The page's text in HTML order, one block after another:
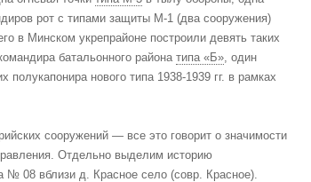
рот с типами защиты М-1 (два сооружения)
в Минском укрепрайоне построили девять таких
батальонного района типа «Б», один
нового типа 1938-1939 гг. в рамках
сооружений — все это говорит о значимости
Отдельно выделим историю
№ 08 вблизи д. Красное село (совр. Красное).